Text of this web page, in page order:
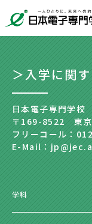
＞入学に関
日本電子専門学校
〒169-8522 東
フリーコール：
E-Mail：
学科